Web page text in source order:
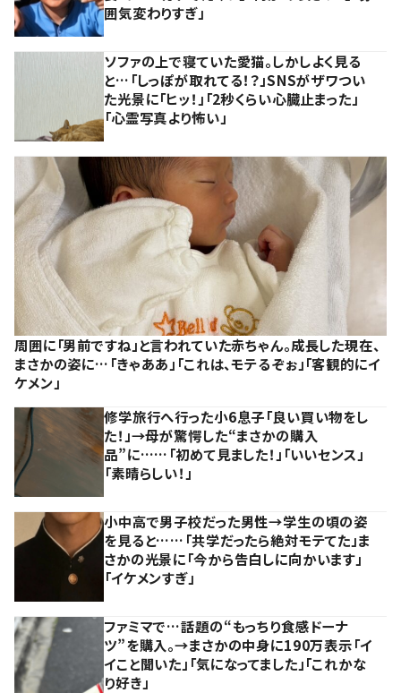
囲気変わりすぎ」
ソファの上で寝ていた愛猫。しかしよく見る
と…「しっぽが取れてる！？」SNSがザワつい
た光景に「ヒッ！」「2秒くらい心臓止まった」
「心霊写真より怖い」
周囲に「男前ですね」と言われていた赤ちゃん。成長した現在、
まさかの姿に…「きゃああ」「これは、モテるぞぉ」「客観的にイ
ケメン」
修学旅行へ行った小6息子「良い買い物をし
た！」→母が驚愕した“まさかの購入
品”に……「初めて見ました！」「いいセンス」
「素晴らしい！」
小中高で男子校だった男性→学生の頃の姿
を見ると……「共学だったら絶対モテてた」ま
さかの光景に「今から告白しに向かいます」
「イケメンすぎ」
ファミマで…話題の“もっちり食感ドーナ
ツ”を購入。→まさかの中身に190万表示「イ
イこと聞いた」「気になってました」「これかな
り好き」